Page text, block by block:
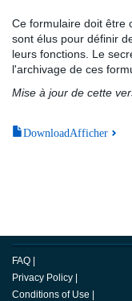
Ce formulaire doit être
sont élus pour définir
leurs fonctions. Le
l'archivage de ces
Mise à jour de cette
DownloadAfficher
FAQ
Privacy Policy
Conditions of Use